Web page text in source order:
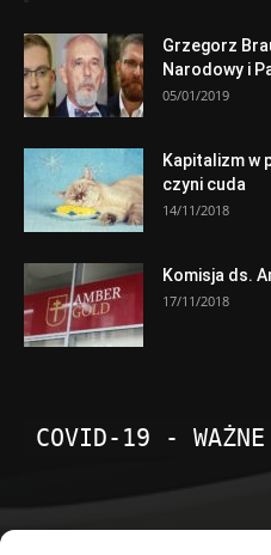
Grzegorz
Narodowy i
05/01/2019
Kapitalizm w
czyni cuda
14/11/2018
Komisja ds.
17/11/2018
COVID-19 - WAŻNE